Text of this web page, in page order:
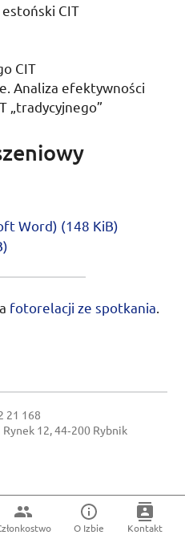
CIT
CIT
Analiza efektywności
„tradycyjnego”
Word) (148 KiB)
)
fotorelacji ze spotkania
21 168
Rynek 12, 44‑200 Rybnik
O Izbie Kontakt